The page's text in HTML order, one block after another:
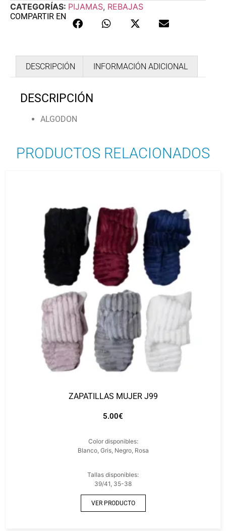
CATEGORÍAS: PIJAMAS, REBAJAS
COMPARTIR EN
DESCRIPCIÓN INFORMACIÓN ADICIONAL
DESCRIPCIÓN
ALGODON
PRODUCTOS RELACIONADOS
ZAPATILLAS MUJER J99
5.00€
Color disponibles:
Blanco, Gris, Negro, Rosa
Tallas disponibles:
39/41, 35-38
VER PRODUCTO